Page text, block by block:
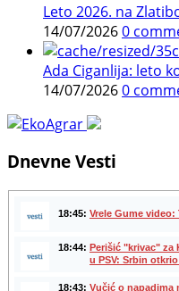
Leto 2026. na
14/07/20260
Ada Ciganlija: leto
14/07/20260
Dnevne Vesti